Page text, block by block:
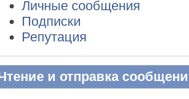
Личные сообщения
Подписки
Репутация
и отправка